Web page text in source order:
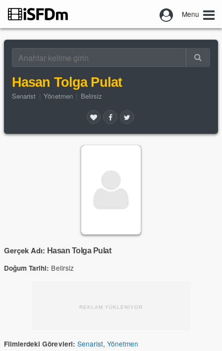
Menu
Hasan Tolga Pulat
Senarist Yönetmen Belirsiz
Gerçek Adı: Hasan Tolga Pulat
Doğum Tarihi: Belirsiz
REKLAM YÜKLENİYOR
Filmlerdeki Görevleri: Senarist,Yönetmen